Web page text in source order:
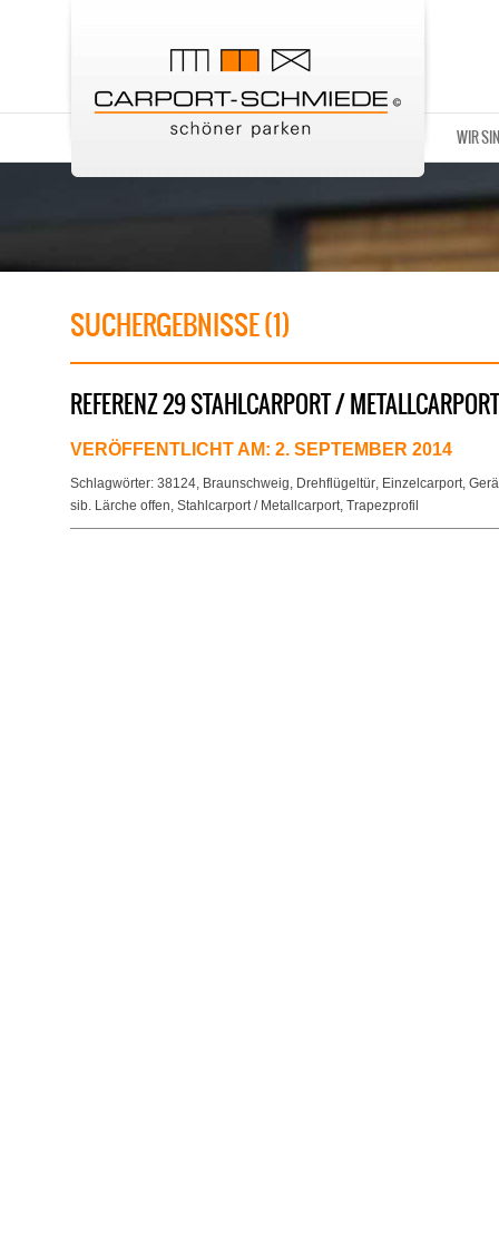
WIR
SUCHERGEBNISSE (1)
REFERENZ 29 STAHLCARPORT /
VERÖFFENTLICHT AM: 2. SEPTEMBER 2014
Schlagwörter: 38124, Braunschweig, Drehflügeltür, Einzelcarport,
sib. Lärche offen, Stahlcarport / Metallcarport, Trapezprofil